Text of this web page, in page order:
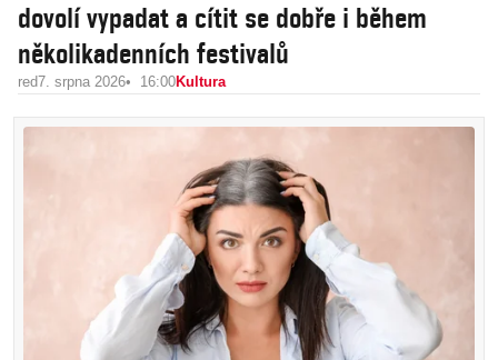
dovolí vypadat a cítit se dobře i během
několikadenních festivalů
red7. srpna 2026 16:00Kultura